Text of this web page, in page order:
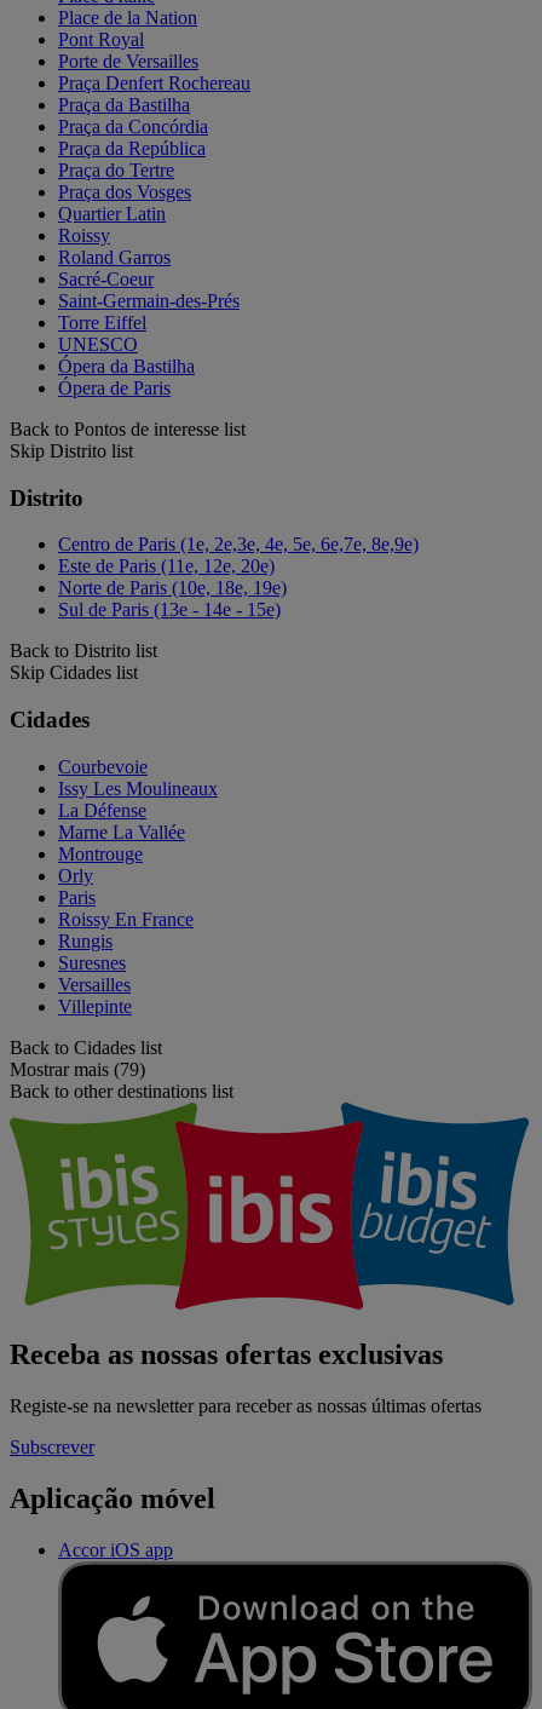
Place de la Nation
Pont Royal
Porte de Versailles
Praça Denfert Rochereau
Praça da Bastilha
Praça da Concórdia
Praça da República
Praça do Tertre
Praça dos Vosges
Quartier Latin
Roissy
Roland Garros
Sacré-Coeur
Saint-Germain-des-Prés
Torre Eiffel
UNESCO
Ópera da Bastilha
Ópera de Paris
Back to Pontos de interesse list
Skip Distrito list
Distrito
Centro de Paris (1e, 2e,3e, 4e, 5e, 6e,7e, 8e,9e)
Este de Paris (11e, 12e, 20e)
Norte de Paris (10e, 18e, 19e)
Sul de Paris (13e - 14e - 15e)
Back to Distrito list
Skip Cidades list
Cidades
Courbevoie
Issy Les Moulineaux
La Défense
Marne La Vallée
Montrouge
Orly
Paris
Roissy En France
Rungis
Suresnes
Versailles
Villepinte
Back to Cidades list
Mostrar mais (79)
Back to other destinations list
Receba as nossas ofertas exclusivas
Registe-se na newsletter para receber as nossas últimas ofertas
Subscrever
Aplicação móvel
Accor iOS app